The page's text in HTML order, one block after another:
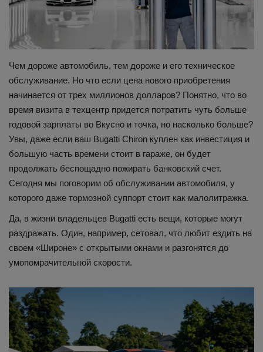
Чем дороже автомобиль, тем дороже и его техническое
обслуживание. Но что если цена нового приобретения
начинается от трех миллионов долларов? Понятно, что во
время визита в техцентр придется потратить чуть больше
годовой зарплаты во Вкусно и точка, но насколько больше?
Увы, даже если ваш Bugatti Chiron куплен как инвестиция и
большую часть времени стоит в гараже, он будет
продолжать беспощадно пожирать банковский счет.
Сегодня мы поговорим об обслуживании автомобиля, у
которого даже тормозной суппорт стоит как малолитражка.
Да, в жизни владельцев Bugatti есть вещи, которые могут
раздражать. Один, например, сетовал, что любит ездить на
своем «Широне» с открытыми окнами и разгонятся до
умопомрачительной скорости.